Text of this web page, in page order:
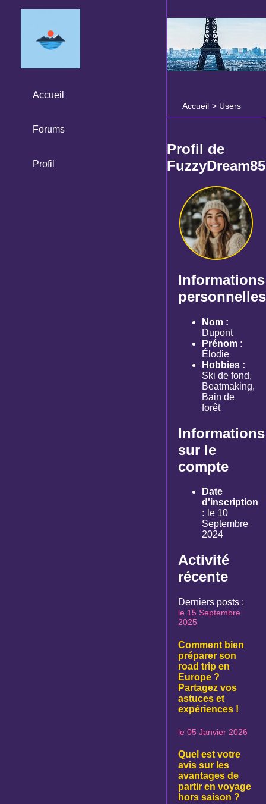
Accueil > Users
Accueil
Forums
Profil
Profil de
FuzzyDream85
Informations
personnelles
Nom :
Dupont
Prénom :
Élodie
Hobbies :
Ski de fond,
Beatmaking,
Bain de
forêt
Informations
sur le
compte
Date
d'inscription
: le 10
Septembre
2024
Activité
récente
Derniers posts :
le 15 Septembre
2025
Comment bien
préparer son
road trip en
Europe ?
Partagez vos
astuces et
expériences !
le 05 Janvier 2026
Quel est votre
avis sur les
avantages de
partir en voyage
hors saison ?